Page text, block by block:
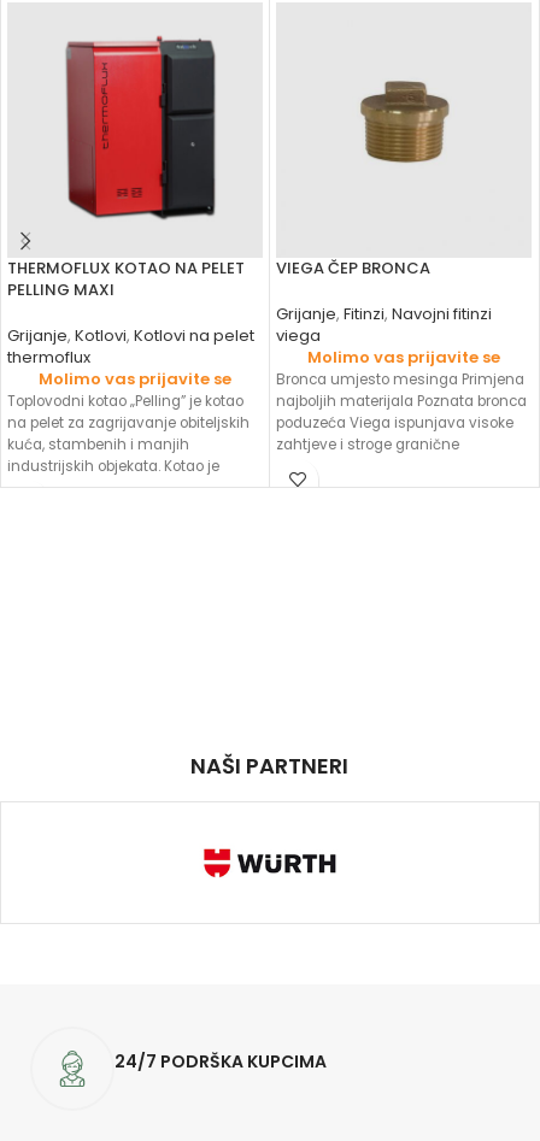
THERMOFLUX KOTAO NA PELET
PELLING MAXI
Grijanje, Kotlovi, Kotlovi na pelet
thermoflux
Molimo vas prijavite se
Toplovodni kotao „Pelling” je kotao
na pelet za zagrijavanje obiteljskih
kuća, stambenih i manjih
industrijskih objekata. Kotao je
modernog dizajna
VIEGA ČEP BRONCA
Grijanje, Fitinzi, Navojni fitinzi
viega
Molimo vas prijavite se
Bronca umjesto mesinga Primjena
najboljih materijala Poznata bronca
poduzeća Viega ispunjava visoke
zahtjeve i stroge granične
NAŠI PARTNERI
24/7 PODRŠKA KUPCIMA